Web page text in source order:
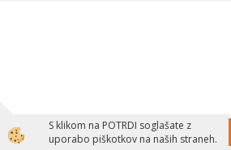
S klikom na POTRDI soglašate z
uporabo piškotkov na naših straneh.